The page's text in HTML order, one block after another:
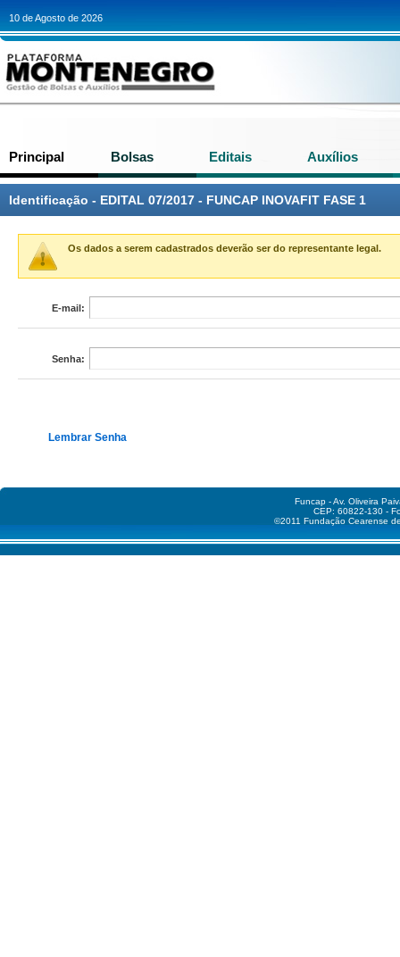
Funcap - Av. Oliveira
CEP: 60822-130 -
©2011 Fundação Cearense